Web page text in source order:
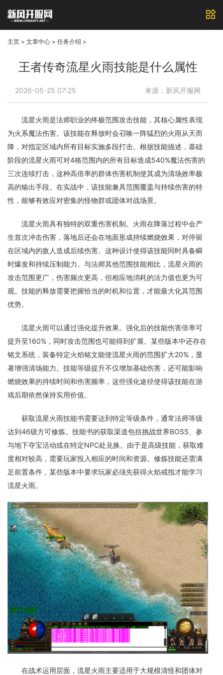
主页 > 文章中心 > 任务介绍 >
王者传奇流星火雨技能是什么属性
2026-05-25 07:25 来源：新风开服网
流星火雨是法师职业的终极范围攻击技能，其核心属性表现
为火系魔法伤害。该技能在释放时会召唤一阵猛烈的火雨从天而
降，对指定区域内所有目标实施多段打击。根据技能描述，基础
阶段的流星火雨可对4格范围内的所有目标造成540%魔法伤害的
三次连续打击，这种高倍率的群体伤害机制使其成为清场效率极
高的输出手段。在实战中，该技能兼具范围覆盖与持续伤害的特
性，能够有效应对密集的怪物群或团体对战场景。
流星火雨具有独特的双重伤害机制。火雨在降落过程中会产
生首次冲击伤害，落地后还会在地面形成持续燃烧效果，对停留
在区域内的敌人造成后续伤害。这种设计使得该技能同时具备瞬
时爆发和持续压制能力。与法师其他范围技能相比，流星火雨的
攻击范围更广，伤害频次更高，但相应地消耗的法力值也更为可
观。技能的释放需要把握恰当的时机和位置，才能最大化其范围
优势。
流星火雨可以通过强化提升效果。强化后的技能伤害倍率可
提升至160%，同时攻击范围也可能得到扩展。某些版本中还存在
铭文系统，装备特定火焰铭文能使流星火雨的范围扩大20%，显
著增强清场能力。技能等级提升不仅增加基础伤害，还可能影响
燃烧效果的持续时间和伤害频率，这些强化途径使得该技能在游
戏后期依然保持实用价值。
获取流星火雨技能书需要达到特定等级条件，通常法师等级
达到46级方可修炼。技能书的获取渠道包括挑战世界BOSS、参
与地下夺宝活动或在特定NPC处兑换。由于是高级技能，获取难
度相对较高，需要玩家投入相应的时间和资源。修炼技能还需满
足前置条件，某些版本中要求玩家必须先获得火焰戒指才能学习
流星火雨。
在战术运用层面，流星火雨主要适用于大规模清怪和团体对